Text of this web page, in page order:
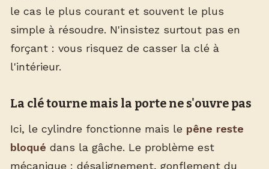
le cas le plus courant et souvent le plus
simple à résoudre. N'insistez surtout pas en
forçant : vous risquez de casser la clé à
l'intérieur.
La clé tourne mais la porte ne s'ouvre pas
Ici, le cylindre fonctionne mais le pêne reste
bloqué dans la gâche. Le problème est
mécanique : désalignement, gonflement du